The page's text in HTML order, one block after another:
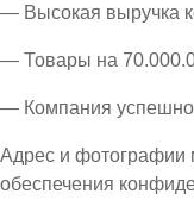
— Высокая выручка
— Товары на
— Компания успешно
Адрес и фотографии
обеспечения